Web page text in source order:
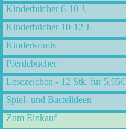
Kinderbücher 6-10 J.
Kinderbücher 10-12 J.
Kinderkrimis
Pferdebücher
Lesezeichen - 12 Stk. für 5,95€
Spiel- und Bastelideen
Zum Einkauf